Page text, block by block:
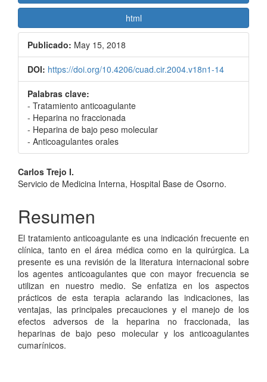
html
Publicado: May 15, 2018
DOI: https://doi.org/10.4206/cuad.cir.2004.v18n1-14
Palabras clave:
- Tratamiento anticoagulante
- Heparina no fraccionada
- Heparina de bajo peso molecular
- Anticoagulantes orales
Contenido
principal
del
artículo
Carlos Trejo I.
Servicio de Medicina Interna, Hospital Base de Osorno.
Resumen
El tratamiento anticoagulante es una indicación frecuente en
clínica, tanto en el área médica como en la quirúrgica. La
presente es una revisión de la literatura internacional sobre
los agentes anticoagulantes que con mayor frecuencia se
utilizan en nuestro medio. Se enfatiza en los aspectos
prácticos de esta terapia aclarando las indicaciones, las
ventajas, las principales precauciones y el manejo de los
efectos adversos de la heparina no fraccionada, las
heparinas de bajo peso molecular y los anticoagulantes
cumarínicos.